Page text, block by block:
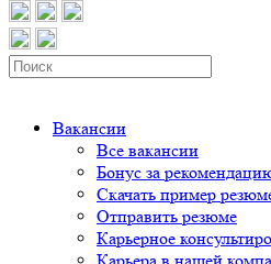
Вакансии
Все вакансии
Бонус за
Скачать пример
Отправить резюме
Карьерное